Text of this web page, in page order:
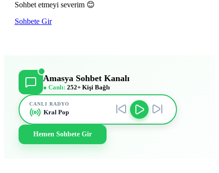
Sohbet etmeyi severim 😊
Sohbete Gir
Amasya Sohbet Kanalı
● Canlı: 252+ Kişi Bağlı
CANLI RADYO
Kral Pop
Hemen Sohbete Gir